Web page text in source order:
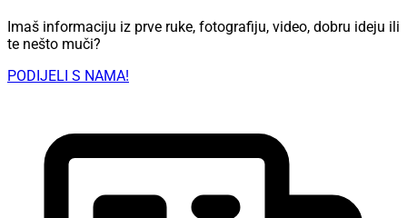
Imaš informaciju iz prve ruke, fotografiju, video, dobru ideju ili
te nešto muči?
PODIJELI S NAMA!